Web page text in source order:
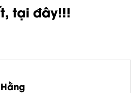
tại đây!!!